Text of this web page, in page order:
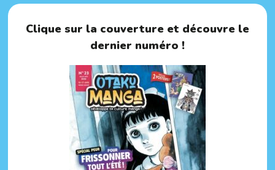
Clique sur la couverture et découvre le
dernier numéro !